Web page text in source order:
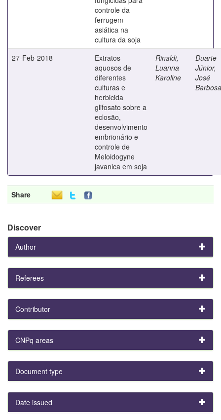
controle da
ferrugem
asiática na
cultura da soja
27-Feb-2018
Extratos
aquosos de
diferentes
culturas e
herbicida
glifosato sobre a
eclosão,
desenvolvimento
embrionário e
controle de
Meloidogyne
javanica em soja
Rinaldi,
Luanna
Karoline
Duarte
Júnior,
José
Barbosa
Share
Discover
Author
Referees
Contributor
CNPq areas
Document type
Date issued